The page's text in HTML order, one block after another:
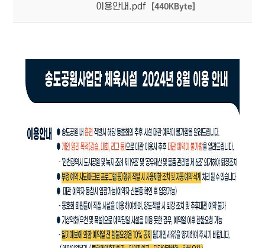
이용안내.pdf
[440KByte]